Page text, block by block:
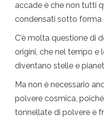
accade è che non tutti
condensati sotto forma
C'è molta questione di
origini, che nel tempo e
diventano stelle e
Ma non è necessario
polvere cosmica,
tonnellate di polvere e